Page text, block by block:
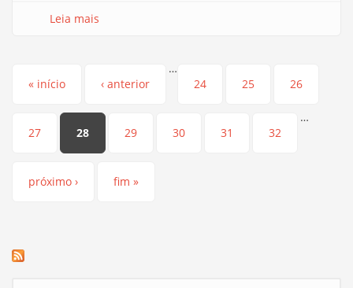
Leia mais
Páginas
« início ‹ anterior
…
24
25 26
27 28 29 30 31 32
…
próximo › fim »